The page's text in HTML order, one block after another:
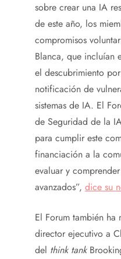
sobre crear una IA
de este año, los
compromisos
Blanca, que incluían
el descubrimiento
notificación de
sistemas de IA. El
de Seguridad de la
para cumplir este
financiación a la
evaluar y
avanzados”, dice su
El Forum también
director ejecutivo a
del think tank